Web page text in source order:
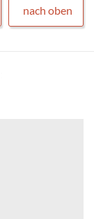
nach oben